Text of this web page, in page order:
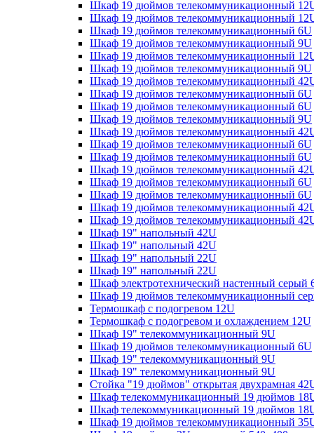
Шкаф 19 дюймов телекоммуникационный
Шкаф 19 дюймов телекоммуникационный
Шкаф 19 дюймов телекоммуникационный 6U
Шкаф 19 дюймов телекоммуникационный 9U
Шкаф 19 дюймов телекоммуникационный
Шкаф 19 дюймов телекоммуникационный 9U
Шкаф 19 дюймов телекоммуникационный
Шкаф 19 дюймов телекоммуникационный 6U
Шкаф 19 дюймов телекоммуникационный 6U
Шкаф 19 дюймов телекоммуникационный 9U
Шкаф 19 дюймов телекоммуникационный
Шкаф 19 дюймов телекоммуникационный 6U
Шкаф 19 дюймов телекоммуникационный 6U
Шкаф 19 дюймов телекоммуникационный
Шкаф 19 дюймов телекоммуникационный 6U
Шкаф 19 дюймов телекоммуникационный 6U
Шкаф 19 дюймов телекоммуникационный
Шкаф 19 дюймов телекоммуникационный
Шкаф 19" напольный 42U
Шкаф 19" напольный 42U
Шкаф 19" напольный 22U
Шкаф 19" напольный 22U
Шкаф электротехнический настенный серый
Шкаф 19 дюймов телекоммуникационный
Термошкаф с подогревом 12U
Термошкаф с подогревом и охлаждением 12U
Шкаф 19" телекоммуникационный 9U
Шкаф 19 дюймов телекоммуникационный 6U
Шкаф 19" телекоммуникационный 9U
Шкаф 19" телекоммуникационный 9U
Стойка "19 дюймов" открытая двухрамная
Шкаф телекоммуникационный 19 дюймов
Шкаф телекоммуникационный 19 дюймов
Шкаф 19 дюймов телекоммуникационный